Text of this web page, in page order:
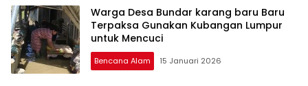
Warga Desa Bundar karang baru Baru
Terpaksa Gunakan Kubangan Lumpur
untuk Mencuci
Bencana Alam 15 Januari 2026